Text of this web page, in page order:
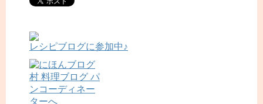
レシピブログに参加中♪